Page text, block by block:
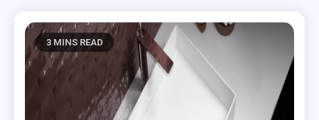
3 MINS READ